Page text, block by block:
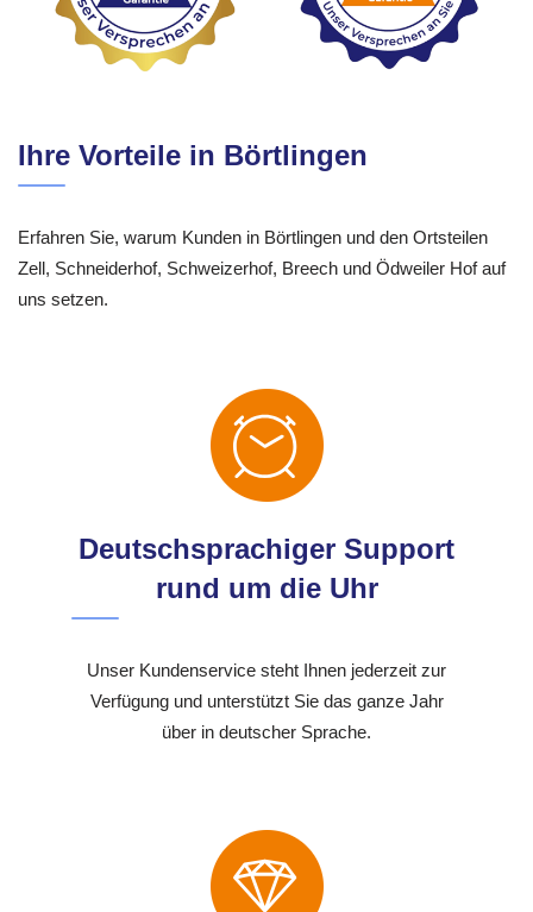
Ihre Vorteile in Börtlingen
Erfahren Sie, warum Kunden in Börtlingen und den Ortsteilen
Zell, Schneiderhof, Schweizerhof, Breech und Ödweiler Hof auf
uns setzen.
Deutschsprachiger Support
rund um die Uhr
Unser Kundenservice steht Ihnen jederzeit zur
Verfügung und unterstützt Sie das ganze Jahr
über in deutscher Sprache.